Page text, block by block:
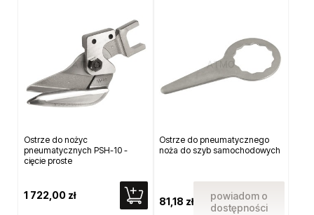
Ostrze do nożyc
pneumatycznych PSH-10 -
cięcie proste
1 722,00 zł
Ostrze do pneumatycznego
noża do szyb samochodowych
81,18 zł
powiadom o
dostępności